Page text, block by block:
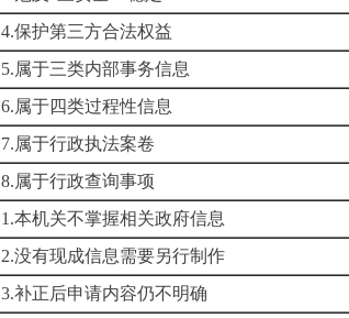
4.保护第三方合法权益
5.属于三类内部事务信息
6.属于四类过程性信息
7.属于行政执法案卷
8.属于行政查询事项
1.本机关不掌握相关政府信息
2.没有现成信息需要另行制作
3.补正后申请内容仍不明确